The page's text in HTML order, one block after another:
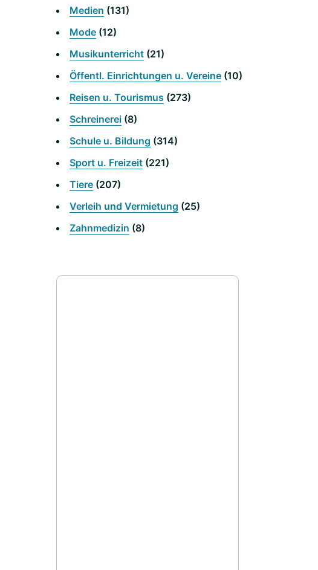
Medien (131)
Mode (12)
Musikunterricht (21)
Öffentl. Einrichtungen u. Vereine (10)
Reisen u. Tourismus (273)
Schreinerei (8)
Schule u. Bildung (314)
Sport u. Freizeit (221)
Tiere (207)
Verleih und Vermietung (25)
Zahnmedizin (8)